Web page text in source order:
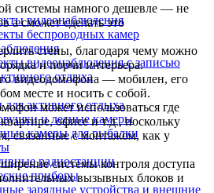
видеонаблюдения
беспроводных камер
видеонаблюдения с записью
отдыха
для активного отдыха
и лесные камеры
камеры для рыбалки
радиостанции
приборы
зарядные устройства и внешние
системы намного дешевле — не
а сможет сделать это
стены, благодаря чему можно
и порчи интерьера.
видеодомофона — мобилен, его
месте и носить с собой.
может использоваться где
офисе и т.д., поскольку
связанные с монтажом, как у
системы контроля доступа
вызывных блоков и